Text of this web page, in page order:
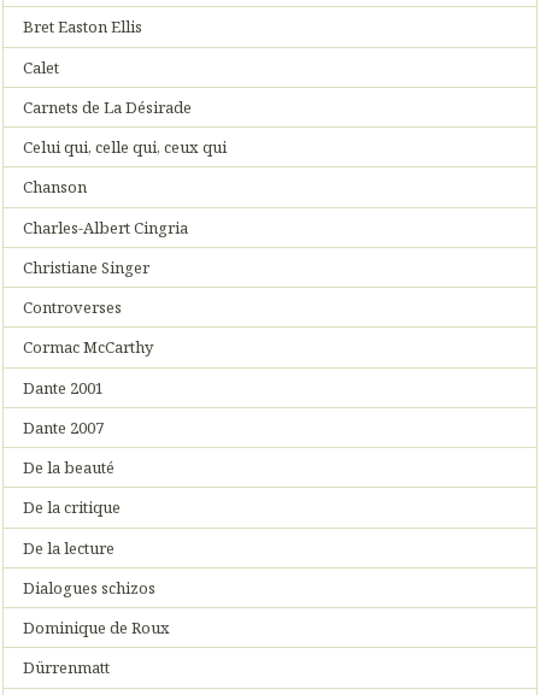
Bret Easton Ellis
Calet
Carnets de La Désirade
Celui qui, celle qui, ceux qui
Chanson
Charles-Albert Cingria
Christiane Singer
Controverses
Cormac McCarthy
Dante 2001
Dante 2007
De la beauté
De la critique
De la lecture
Dialogues schizos
Dominique de Roux
Dürrenmatt